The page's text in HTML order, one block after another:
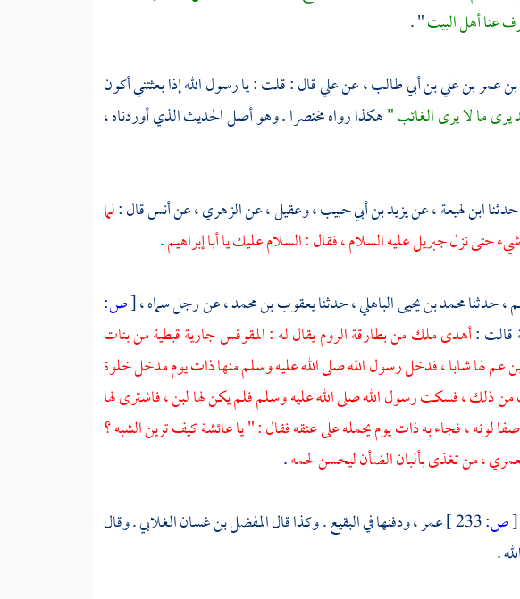
عنا أهل البيت" .
عمر بن علي بن أبي طالب ،عنعليقال : قلت : يا رسول الله إذا بعثتني أكون
ما لا يرى الغائب "هكذا رواه مختصرا . وهو أصل الحديث الذي أوردناه ،
ابن لهيعة ،عنيزيد بن أبي حبيب ،وعقيل ،عنالزهري ،عنأنسقال :لما
شيء حتى نزلجبريلعليه السلام ، فقال : السلام عليك يا أباإبراهيم.
،حدثنامحمد بن يحيى الباهلي ،حدثنايعقوب بن محمد ،عن رجل سماه ،[ص:
قالت :أهدى ملك من بطارقةالروميقال له :المقوقسجارية قبطية من بنات
عم لها شابا ، فدخل رسول الله صلى الله عليه وسلم منها ذات يوم مدخل خلوة
من ذلك ، فسكت رسول الله صلى الله عليه وسلم فلم يكن لها لبن ، فاشترى لها
، فجاء به ذات يوم يحمله على عنقه فقال : " ياعائشةكيف ترين الشبه ؟
، من تغذى بألبان الضأن ليحسن لحمه.
[ص: عمر ، ودفنها فيالبقيع. وكذا قالالمفضل بن غسان الغلابي. وقال
.